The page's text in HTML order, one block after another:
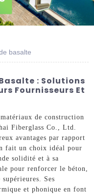
basalte
: Solutions
Fournisseurs Et
de construction
Fiberglass Co., Ltd.
avantages par rapport
fait un choix idéal pour
solidité et à sa
pour renforcer le béton,
Ses
et phonique en font